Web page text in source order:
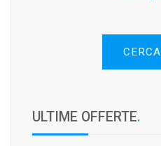
CERCA
ULTIME OFFERTE.